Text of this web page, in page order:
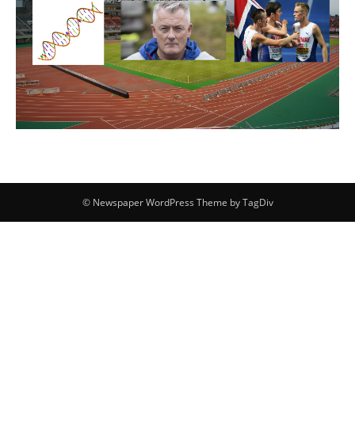
© Newspaper WordPress Theme by TagDiv